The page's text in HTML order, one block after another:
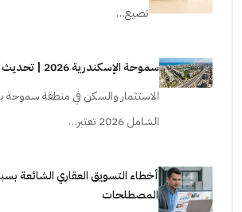
تضيع…
سموحة الإسكندرية 2026 | تحديث الأسعار والمشاريع
الاستثمار والسكن في منطقة سموحة
الشامل 2026 تعتبر…
أخطاء التسويق العقاري الشائعة
المصطلحات